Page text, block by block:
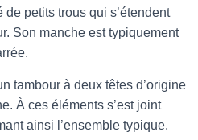
petits trous qui s’étendent
Son manche est typiquement
tambour à deux têtes d’origine
À ces éléments s’est joint
ainsi l’ensemble typique.